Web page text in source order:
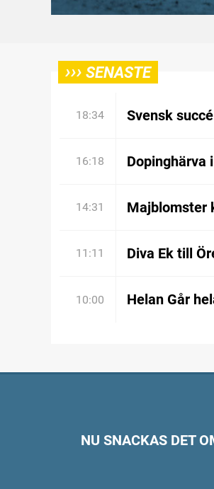
››› SENASTE
18:34 Svensk
16:18 Dopinghärva
14:31 Majblomster
11:11 Diva Ek till
10:00 Helan Går
NU SNACKAS DET